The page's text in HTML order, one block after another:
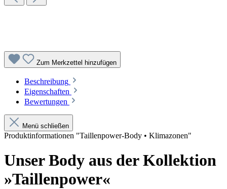
Zum Merkzettel hinzufügen
Beschreibung
Eigenschaften
Bewertungen
Menü schließen
Produktinformationen "Taillenpower-Body • Klimazonen"
Unser Body aus der Kollektion
»Taillenpower«